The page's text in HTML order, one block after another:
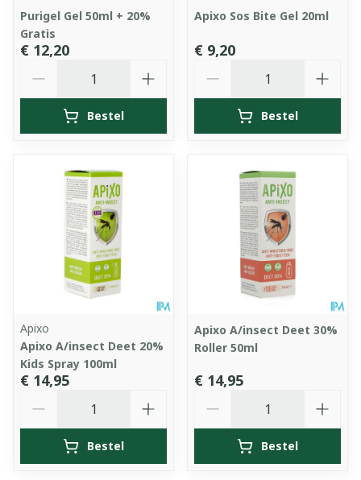
Purigel Gel 50ml + 20%
Gratis
€ 12,20
Bestel
Apixo Sos Bite Gel 20ml
€ 9,20
Bestel
Apixo
Apixo A/insect Deet 20%
Kids Spray 100ml
€ 14,95
Bestel
Apixo A/insect Deet 30%
Roller 50ml
€ 14,95
Bestel